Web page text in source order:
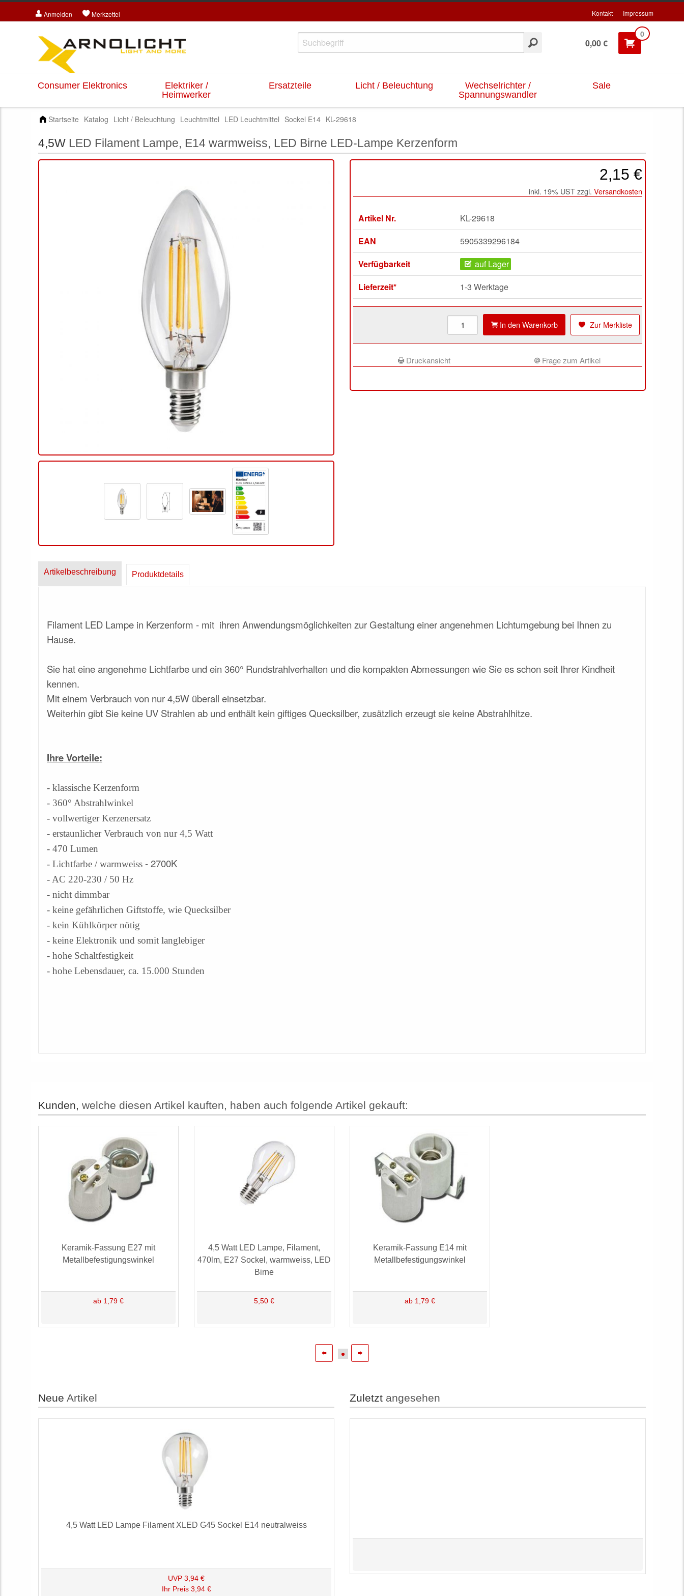
Anmelden Merkzettel Kontakt Impressum
0
0,00 €
Consumer Elektronics
Elektriker /
Heimwerker
Ersatzteile Licht / Beleuchtung
Wechselrichter /
Spannungswandler
Sale
Startseite Katalog Licht / Beleuchtung Leuchtmittel LED Leuchtmittel Sockel E14 KL-29618
4,5W LED Filament Lampe, E14 warmweiss, LED Birne LED-Lampe Kerzenform
2,15 €
inkl. 19% UST zzgl. Versandkosten
Artikel Nr.
KL-29618
EAN
5905339296184
Verfügbarkeit
auf Lager
Lieferzeit*
1-3 Werktage
Zur Merkliste
In den Warenkorb
Druckansicht Frage zum Artikel
Artikelbeschreibung Produktdetails
Filament LED Lampe in Kerzenform - mit ihren Anwendungsmöglichkeiten zur Gestaltung einer angenehmen Lichtumgebung bei Ihnen zu
Hause.
Sie hat eine angenehme Lichtfarbe und ein 360° Rundstrahlverhalten und die kompakten Abmessungen wie Sie es schon seit Ihrer Kindheit
kennen.
Mit einem Verbrauch von nur 4,5W überall einsetzbar.
Weiterhin gibt Sie keine UV Strahlen ab und enthält kein giftiges Quecksilber, zusätzlich erzeugt sie keine Abstrahlhitze.
Ihre Vorteile:
- klassische Kerzenform
- 360° Abstrahlwinkel
- vollwertiger Kerzenersatz
- erstaunlicher Verbrauch von nur 4,5 Watt
- 470 Lumen
- Lichtfarbe / warmweiss - 2700K
- AC 220-230 / 50 Hz
- nicht dimmbar
- keine gefährlichen Giftstoffe, wie Quecksilber
- kein Kühlkörper nötig
- keine Elektronik und somit langlebiger
- hohe Schaltfestigkeit
- hohe Lebensdauer, ca. 15.000 Stunden
Kunden, welche diesen Artikel kauften, haben auch folgende Artikel gekauft:
Keramik-Fassung E27 mit
Metallbefestigungswinkel
ab 1,79 €
4,5 Watt LED Lampe, Filament,
470lm, E27 Sockel, warmweiss, LED
Birne
5,50 €
Keramik-Fassung E14 mit
Metallbefestigungswinkel
ab 1,79 €
Neue Artikel
4,5 Watt LED Lampe Filament XLED G45 Sockel E14 neutralweiss
UVP 3,94 €
Ihr Preis 3,94 €
Zuletzt angesehen